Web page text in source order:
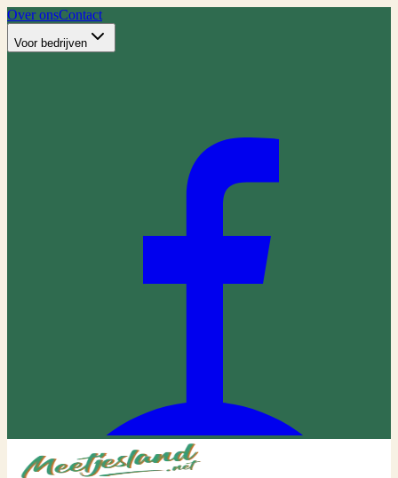
Over onsContact
Voor bedrijven